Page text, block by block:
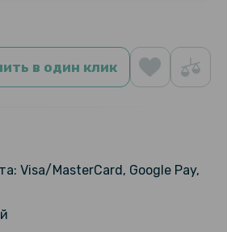
в один клик
Visa/MasterCard, Google Pay,